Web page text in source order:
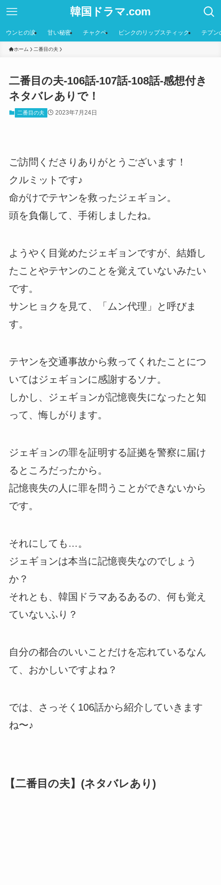
韓国ドラマ.com
ウンヒの涙 甘い秘密 チャクペ ピンクのリップスティック テプン
ホーム 二番目の夫
二番目の夫-106話-107話-108話-感想付き
ネタバレありで！
二番目の夫 2023年7月24日
ご訪問くださりありがとうございます！
クルミットです♪
命がけでテヤンを救ったジェギョン。
頭を負傷して、手術しましたね。
ようやく目覚めたジェギョンですが、結婚し
たことやテヤンのことを覚えていないみたい
です。
サンヒョクを見て、「ムン代理」と呼びま
す。
テヤンを交通事故から救ってくれたことにつ
いてはジェギョンに感謝するソナ。
しかし、ジェギョンが記憶喪失になったと知
って、悔しがります。
ジェギョンの罪を証明する証拠を警察に届け
るところだったから。
記憶喪失の人に罪を問うことができないから
です。
それにしても…。
ジェギョンは本当に記憶喪失なのでしょう
か？
それとも、韓国ドラマあるあるの、何も覚え
ていないふり？
自分の都合のいいことだけを忘れているなん
て、おかしいですよね？
では、さっそく106話から紹介していきます
ね〜♪
【二番目の夫】(ネタバレあり)